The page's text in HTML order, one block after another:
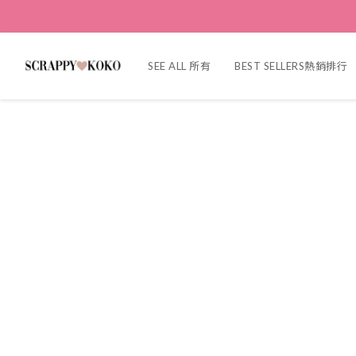
SEE ALL 所有 BEST SELLERS熱銷排行